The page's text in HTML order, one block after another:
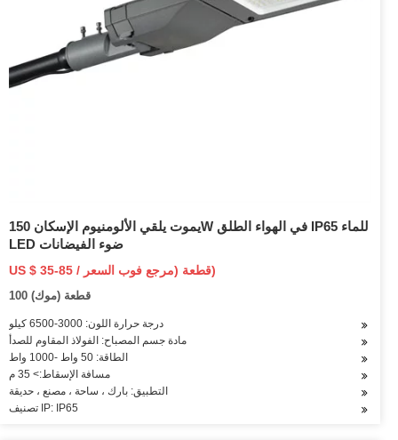
يموت يلقي الألومنيوم الإسكان 150W في الهواء الطلق IP65 للماء
LED ضوء الفيضانات
US $ 35-85 / قطعة (مرجع فوب السعر)
100 قطعة (موك)
درجة حرارة اللون: 3000-6500 كيلو
مادة جسم المصباح: الفولاذ المقاوم للصدأ
الطاقة: 50 واط -1000 واط
مسافة الإسقاط:> 35 م
التطبيق: بارك ، ساحة ، مصنع ، حديقة
تصنيف IP: IP65